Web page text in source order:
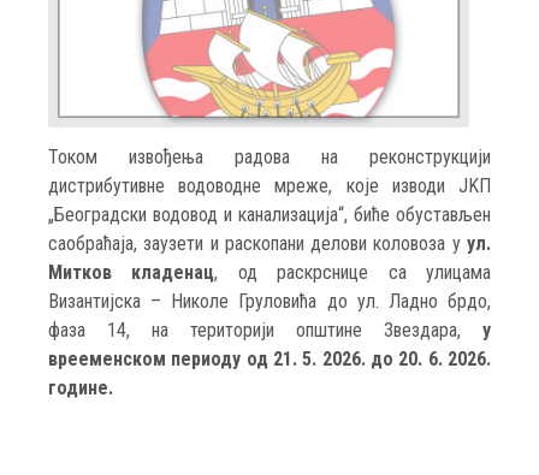
Током извођења радова на реконструкцији
дистрибутивне водоводне мреже, које изводи JKП
„Београдски водовод и канализација“, биће обустављен
саобраћаја, заузети и раскопани делови коловоза у ул.
Митков кладенац, од раскрснице са улицама
Византијска – Николе Груловића до ул. Ладно брдо,
фаза 14, на територији општине Звездара, у
врееменском периоду од 21. 5. 2026. до 20. 6. 2026.
године.